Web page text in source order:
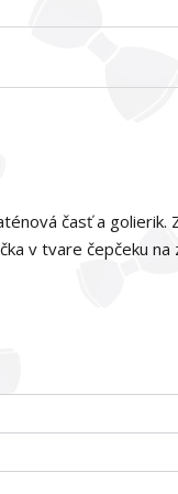
časť a
v tvare čepčeku